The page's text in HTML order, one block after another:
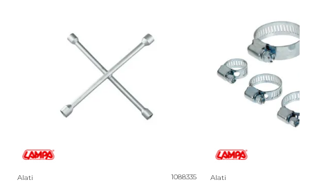
Alati 1088335 Alati